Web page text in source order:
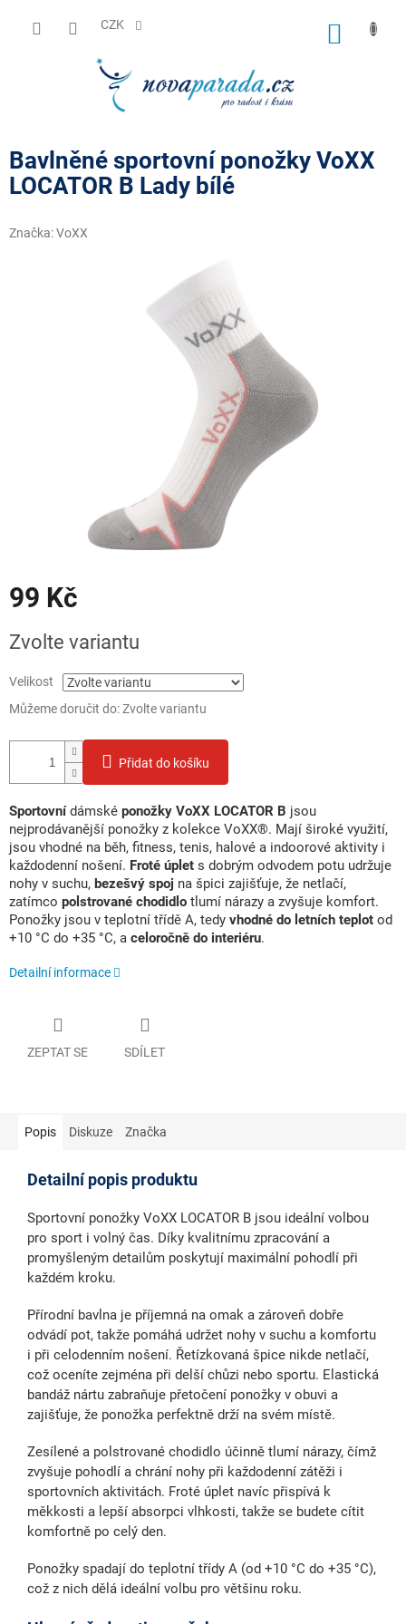
CZK
Bavlněné sportovní ponožky VoXX
LOCATOR B Lady bílé
Značka:VoXX
99 Kč
cena:
Zvolte variantu
Velikost
Můžeme doručit do:Zvolte variantu
Přidat do košíku
Sportovnídámské ponožky VoXX LOCATOR B jsou
nejprodávanější ponožky z kolekce VoXX®. Mají široké využití,
jsou vhodné na běh, fitness, tenis, halové a indoorové aktivity i
každodenní nošení. Froté úplet s dobrým odvodem potu udržuje
nohy v suchu, bezešvý spoj na špici zajišťuje, že netlačí,
zatímco polstrované chodidlo tlumí nárazy a zvyšuje komfort.
Ponožky jsou v teplotní třídě A, tedy vhodné do letních teplot od
+10 °C do +35 °C, a celoročně do interiéru.
Detailní informace
ZEPTAT SE SDÍLET
Popis Diskuze Značka
Detailní popis produktu
Sportovní ponožky VoXX LOCATOR B jsou ideální volbou
pro sport i volný čas. Díky kvalitnímu zpracování a
promyšleným detailům poskytují maximální pohodlí při
každém kroku.
Přírodní bavlna je příjemná na omak a zároveň dobře
odvádí pot, takže pomáhá udržet nohy v suchu a komfortu
i při celodenním nošení. Řetízkovaná špice nikde netlačí,
což oceníte zejména při delší chůzi nebo sportu. Elastická
bandáž nártu zabraňuje přetočení ponožky v obuvi a
zajišťuje, že ponožka perfektně drží na svém místě.
Zesílené a polstrované chodidlo účinně tlumí nárazy, čímž
zvyšuje pohodlí a chrání nohy při každodenní zátěži i
sportovních aktivitách. Froté úplet navíc přispívá k
měkkosti a lepší absorpci vlhkosti, takže se budete cítit
komfortně po celý den.
Ponožky spadají do teplotní třídy A (od +10 °C do +35 °C),
což z nich dělá ideální volbu pro většinu roku.